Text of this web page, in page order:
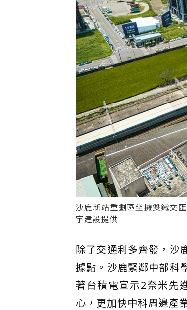
沙鹿新站重劃區坐擁雙鐵交
宇建設提供
除了交通利多齊發，沙
據點。沙鹿緊鄰中部科
著台積電宣示2奈米先
心，更加快中科周邊產